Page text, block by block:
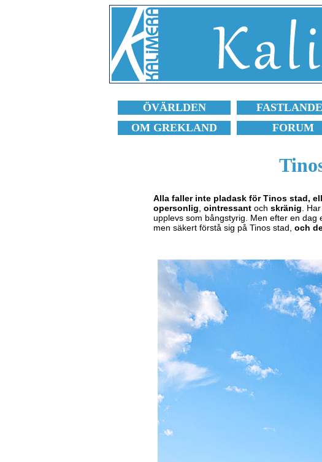
ÖVÄRLDEN
OM GREKLAND
FORUM
Alla faller inte pladask för Tinos stad,
opersonlig ointressant och skränig .
upplevs som bångstyrig. Men efter en
men säkert förstå sig på Tinos stad, och